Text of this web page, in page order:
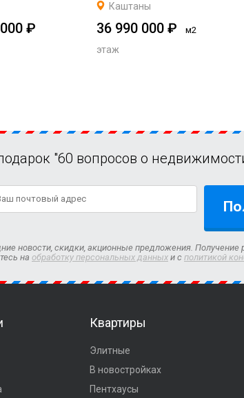
₽
Каштаны
36 990 000 ₽ м2
этаж
"60 вопросов о
новости, скидки, акционные предложения. Получение
на обработку персональных данных и с политикой
Квартиры
Элитные
В новостройках
Пентхаусы